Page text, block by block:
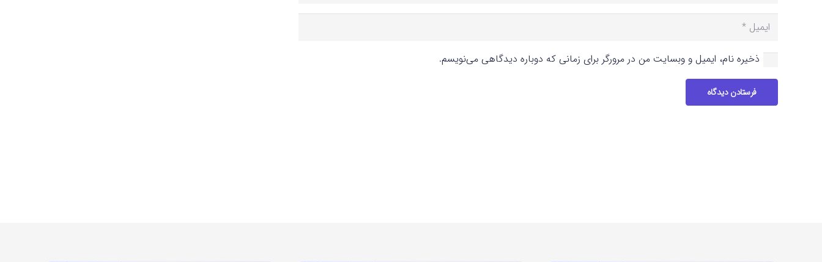
ذخیره نام، ایمیل و وبسایت من در مرورگر برای زمانی که دوباره دیدگاهی می‌نویسم.
فرستادن دیدگاه